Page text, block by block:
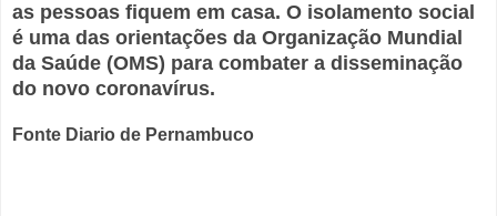
as pessoas fiquem em casa. O isolamento social
é uma das orientações da Organização Mundial
da Saúde (OMS) para combater a disseminação
do novo coronavírus.
Fonte Diario de Pernambuco